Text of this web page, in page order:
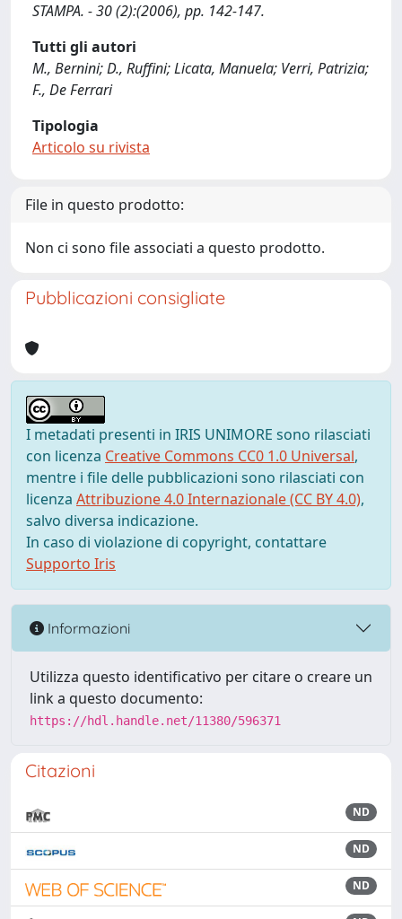
STAMPA. - 30 (2):(2006), pp. 142-147.
Tutti gli autori
M., Bernini; D., Ruffini; Licata, Manuela; Verri, Patrizia;
F., De Ferrari
Tipologia
Articolo su rivista
File in questo prodotto:
Non ci sono file associati a questo prodotto.
Pubblicazioni consigliate
I metadati presenti in IRIS UNIMORE sono rilasciati
con licenza Creative Commons CC0 1.0 Universal,
mentre i file delle pubblicazioni sono rilasciati con
licenza Attribuzione 4.0 Internazionale (CC BY 4.0),
salvo diversa indicazione.
In caso di violazione di copyright, contattare
Supporto Iris
Informazioni
Utilizza questo identificativo per citare o creare un
link a questo documento:
https://hdl.handle.net/11380/596371
Citazioni
ND
ND
ND